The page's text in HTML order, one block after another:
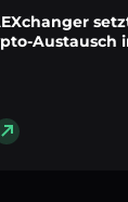
Austausch